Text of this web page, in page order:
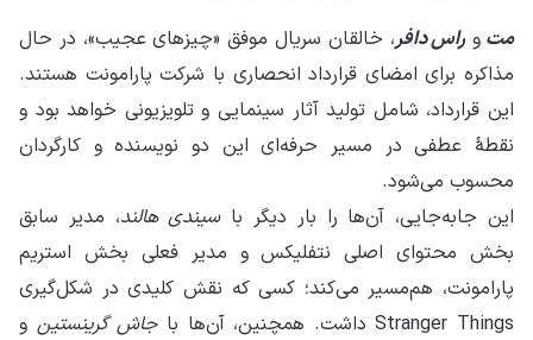
مت و راس دافر، خالقان سریال موفق «چیزهای عجیب»، در حال
مذاکره برای امضای قرارداد انحصاری با شرکت پارامونت هستند.
این قرارداد، شامل تولید آثار سینمایی و تلویزیونی خواهد بود و
نقطهٔ عطفی در مسیر حرفه‌ای این دو نویسنده و کارگردان
محسوب می‌شود.
این جابه‌جایی، آن‌ها را بار دیگر باسیندی هالند، مدیر سابق
بخش محتوای اصلی نتفلیکس و مدیر فعلی بخش استریم
پارامونت، هم‌مسیر می‌کند؛ کسی که نقش کلیدی در شکل‌گیری
Stranger Things داشت. همچنین، آن‌ها با
جاش گرینستین و